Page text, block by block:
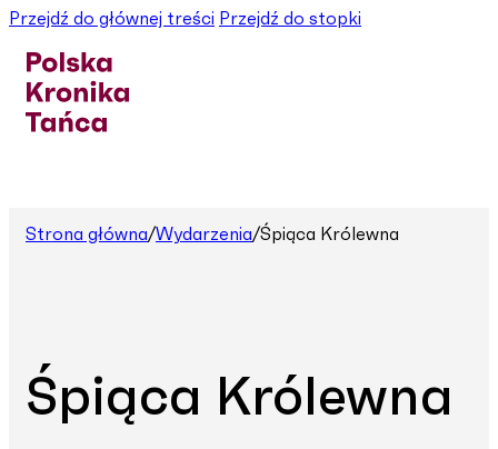
Przejdź do głównej treści Przejdź do stopki
Strona główna/Wydarzenia/Śpiąca Królewna
Śpiąca Królewna